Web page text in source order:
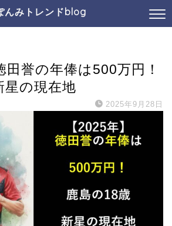
んみトレンドblog
田誉の年俸は500万円！
星の現在地
2025年9月28日